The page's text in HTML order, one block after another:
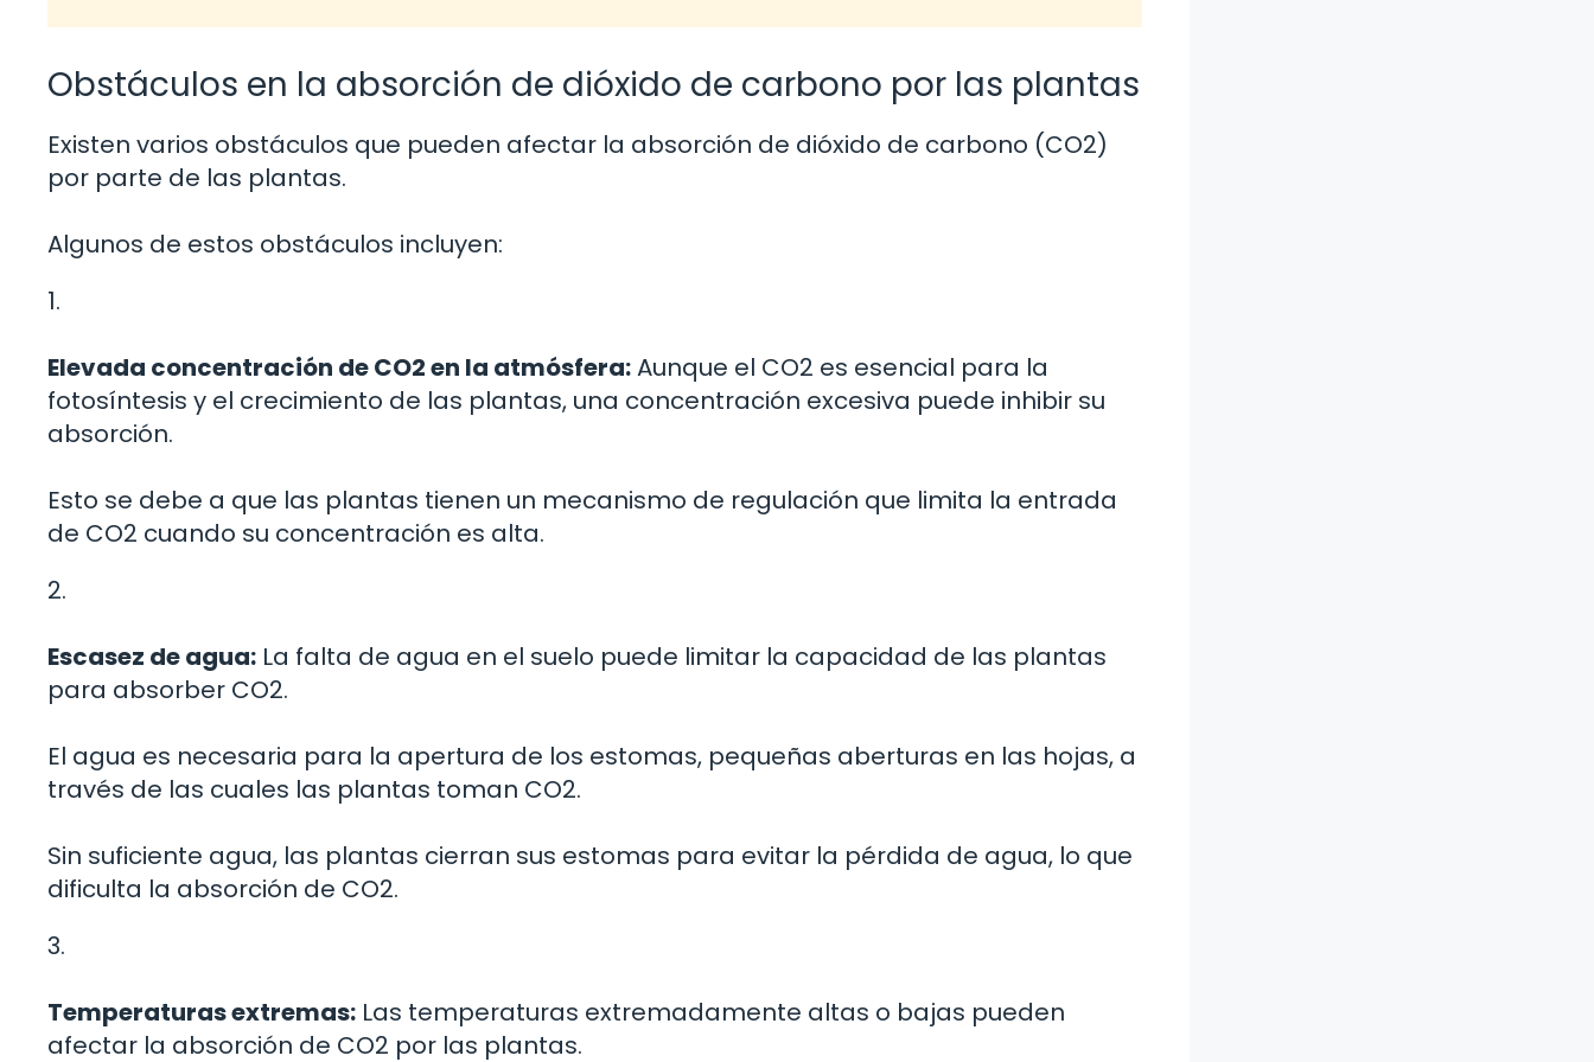
Obstáculos en la absorción de dióxido de carbono por las plantas
Existen varios obstáculos que pueden afectar la absorción de dióxido de carbono (CO2)
por parte de las plantas.
Algunos de estos obstáculos incluyen:
1.
Elevada concentración de CO2 en la atmósfera:Aunque el CO2 es esencial para la
fotosíntesis y el crecimiento de las plantas, una concentración excesiva puede inhibir su
absorción.
Esto se debe a que las plantas tienen un mecanismo de regulación que limita la entrada
de CO2 cuando su concentración es alta.
2.
Escasez de agua: La falta de agua en el suelo puede limitar la capacidad de las plantas
para absorber CO2.
El agua es necesaria para la apertura de los estomas, pequeñas aberturas en las hojas, a
través de las cuales las plantas toman CO2.
Sin suficiente agua, las plantas cierran sus estomas para evitar la pérdida de agua, lo que
dificulta la absorción de CO2.
3.
Temperaturas extremas: Las temperaturas extremadamente altas o bajas pueden
afectar la absorción de CO2 por las plantas.